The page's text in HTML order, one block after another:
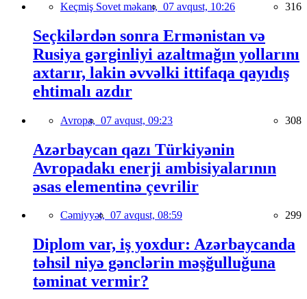
Keçmiş Sovet məkanı, 07 avqust, 10:26 316
Seçkilərdən sonra Ermənistan və
Rusiya gərginliyi azaltmağın yollarını
axtarır, lakin əvvəlki ittifaqa qayıdış
ehtimalı azdır
Avropa, 07 avqust, 09:23 308
Azərbaycan qazı Türkiyənin
Avropadakı enerji ambisiyalarının
əsas elementinə çevrilir
Cəmiyyət, 07 avqust, 08:59 299
Diplom var, iş yoxdur: Azərbaycanda
təhsil niyə gənclərin məşğulluğuna
təminat vermir?